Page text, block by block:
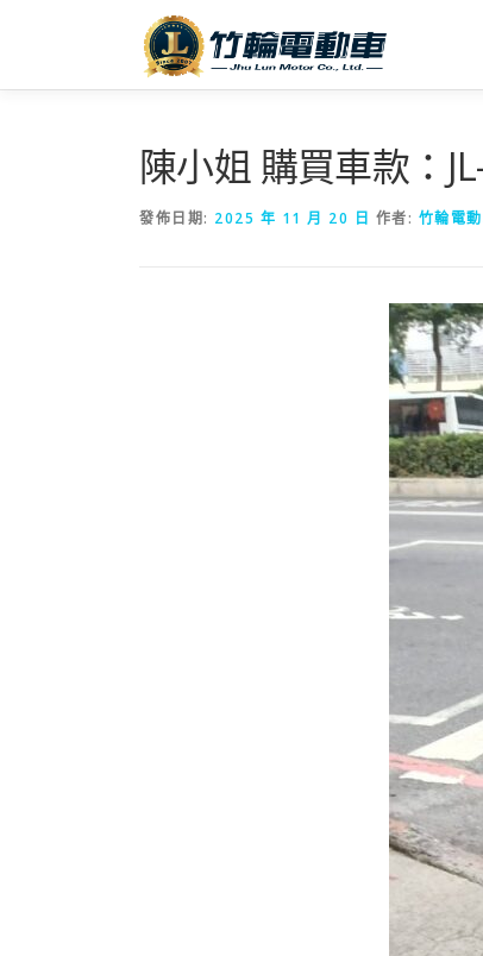
要
陳小姐 購買車款：
發佈日期: 2025 年 11 月 20 日 作者: 竹輪電